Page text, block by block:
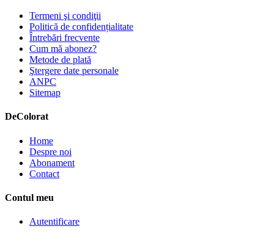
Termeni şi condiţii
Politică de confidențialitate
Întrebări frecvente
Cum mă abonez?
Metode de plată
Ştergere date personale
ANPC
Sitemap
DeColorat
Home
Despre noi
Abonament
Contact
Contul meu
Autentificare